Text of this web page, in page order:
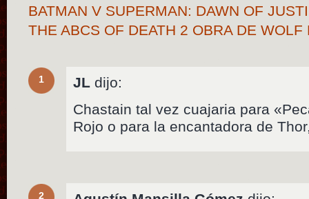
BATMAN V SUPERMAN: DAWN OF
THE ABCS OF DEATH 2 OBRA DE
1 JL dijo:
Chastain tal vez cuajaria para
Rojo o para la encantadora de
2